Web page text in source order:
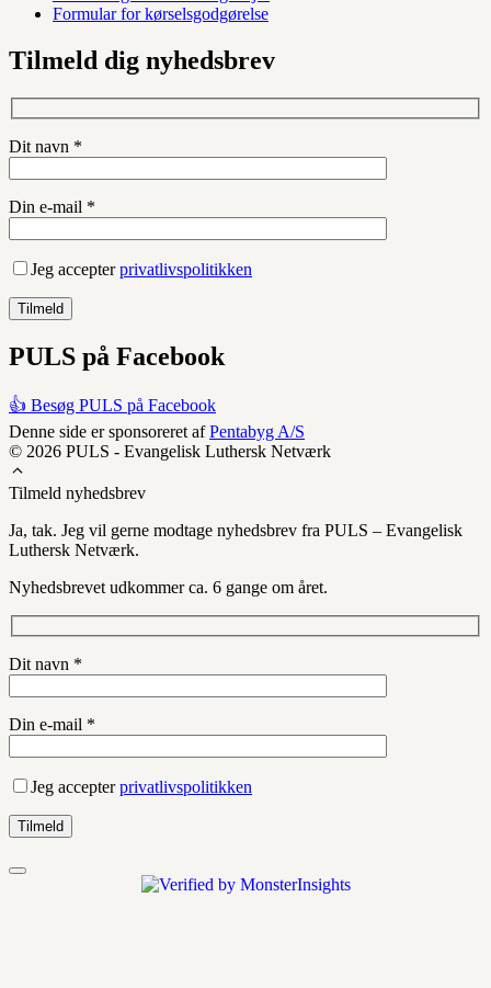
Formular for kørselsgodgørelse
Tilmeld dig nyhedsbrev
Dit navn *
Din e-mail *
Jeg accepterprivatlivspolitikken
PULS på Facebook
👍 Besøg PULS på Facebook
Denne side er sponsoreret afPentabyg A/S
© 2026 PULS - Evangelisk Luthersk Netværk
Tilmeld nyhedsbrev
Ja, tak. Jeg vil gerne modtage nyhedsbrev fra PULS – Evangelisk
Luthersk Netværk.
Nyhedsbrevet udkommer ca. 6 gange om året.
Dit navn *
Din e-mail *
Jeg accepterprivatlivspolitikken